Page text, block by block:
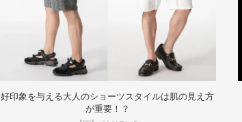
好印象を与える大人のショーツスタイルは肌の見え方
が重要！？